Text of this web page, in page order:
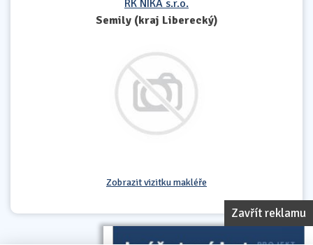
Zavřít reklamu
RK NIKA s.r.o.
Semily (kraj Liberecký)
Zobrazit vizitku makléře